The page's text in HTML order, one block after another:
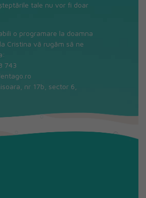
tale nu vor fi doar
o programare la doamna
Cristina vă rugăm să ne
743
nr 17b, sector 6,